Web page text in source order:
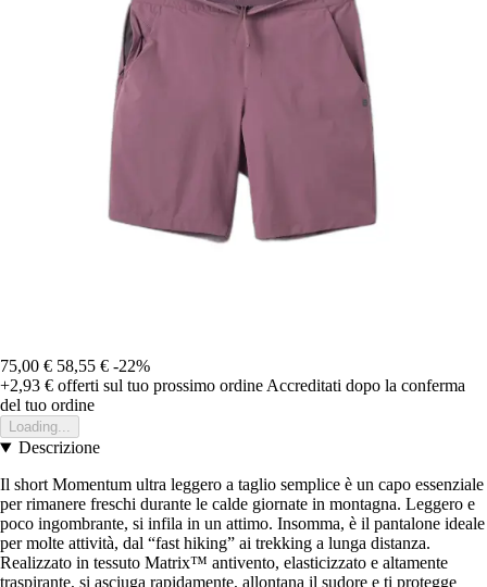
75,00 € 58,55 € -22%
+2,93 € offerti sul tuo prossimo ordine Accreditati dopo la conferma
del tuo ordine
Loading...
Descrizione
Il short Momentum ultra leggero a taglio semplice è un capo essenziale
per rimanere freschi durante le calde giornate in montagna. Leggero e
poco ingombrante, si infila in un attimo. Insomma, è il pantalone ideale
per molte attività, dal “fast hiking” ai trekking a lunga distanza.
Realizzato in tessuto Matrix™ antivento, elasticizzato e altamente
traspirante, si asciuga rapidamente, allontana il sudore e ti protegge